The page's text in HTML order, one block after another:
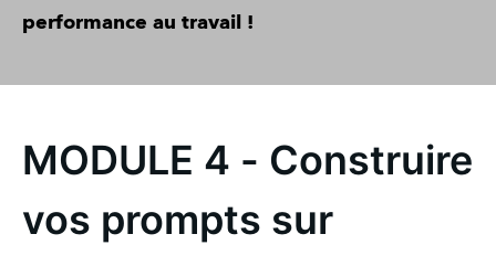
performance au travail !
MODULE 4 - Construire
vos prompts sur